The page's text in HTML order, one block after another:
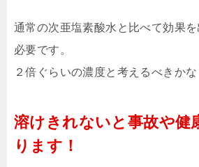
通常の次亜塩素酸水と比べて効果
必要です。
２倍ぐらいの濃度と考えるべきかな
溶けきれないと事故や健
ります！